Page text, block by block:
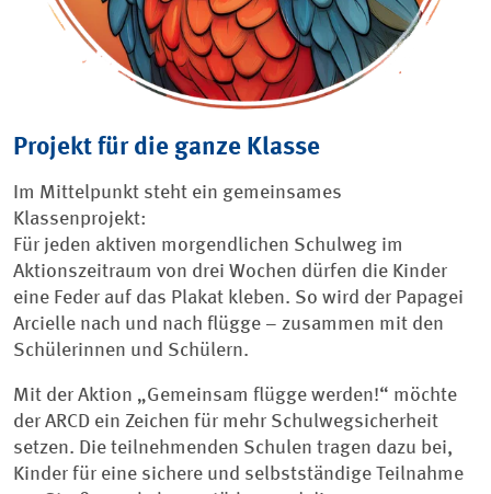
Projekt für die ganze Klasse
Im Mittelpunkt steht ein gemeinsames
Klassenprojekt:
Für jeden aktiven morgendlichen Schulweg im
Aktionszeitraum von drei Wochen dürfen die Kinder
eine Feder auf das Plakat kleben. So wird der Papagei
Arcielle nach und nach flügge – zusammen mit den
Schülerinnen und Schülern.
Mit der Aktion „Gemeinsam flügge werden!“ möchte
der ARCD ein Zeichen für mehr Schulwegsicherheit
setzen. Die teilnehmenden Schulen tragen dazu bei,
Kinder für eine sichere und selbstständige Teilnahme